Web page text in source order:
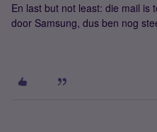
En last but not least: die mail is
door Samsung, dus ben nog